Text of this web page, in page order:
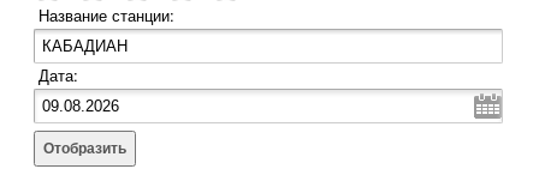
Название станции:
Дата:
Отобразить